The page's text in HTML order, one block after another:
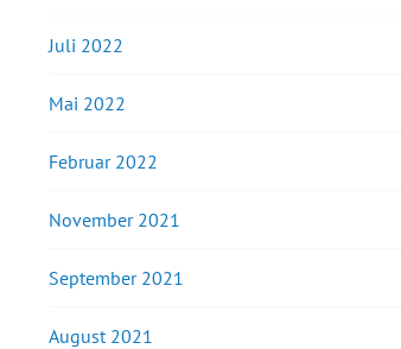
Juli 2022
Mai 2022
Februar 2022
November 2021
September 2021
August 2021